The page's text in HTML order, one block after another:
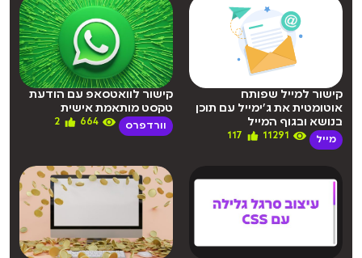
קישור למייל שפותח
אוטומטית את ג’ימייל עם תוכן
בנושא ובגוף המייל
מייל 11291
117
קישור לוואטסאפ עם הודעת
טקסט מותאמת אישית
וורדפרס 664
2